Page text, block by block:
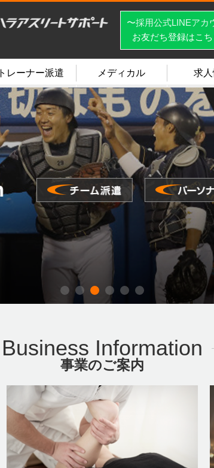
〜採用公式LINEアカ
お友だち登録はこ
トレーナー派遣 メディカル 求
Business Information
事業のご案内